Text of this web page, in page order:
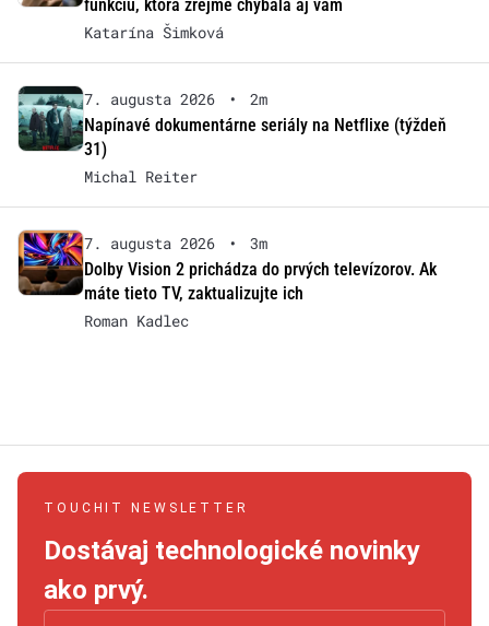
funkciu, ktorá zrejme chýbala aj vám
Katarína Šimková
7. augusta 2026 •
2m
Napínavé dokumentárne seriály na Netflixe (týždeň
31)
Michal Reiter
7. augusta 2026 •
3m
Dolby Vision 2 prichádza do prvých televízorov. Ak
máte tieto TV, zaktualizujte ich
Roman Kadlec
TOUCHIT NEWSLETTER
Dostávaj technologické novinky
ako prvý.